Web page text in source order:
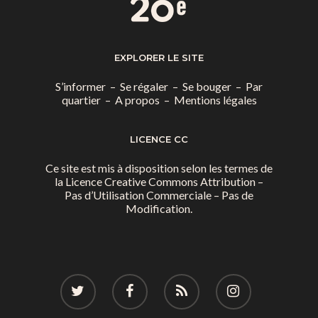
EXPLORER LE SITE
S’informer – Se régaler – Se bouger – Par
quartier– A propos – Mentions légales
LICENCE CC
Ce site est mis à disposition selon les termes de
la Licence Creative Commons Attribution –
Pas d’Utilisation Commerciale – Pas de
Modification.